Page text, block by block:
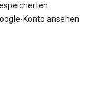
Konto ansehen